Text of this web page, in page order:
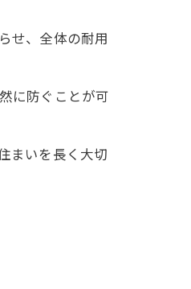
せ、全体の耐用
に防ぐことが可
まいを長く大切